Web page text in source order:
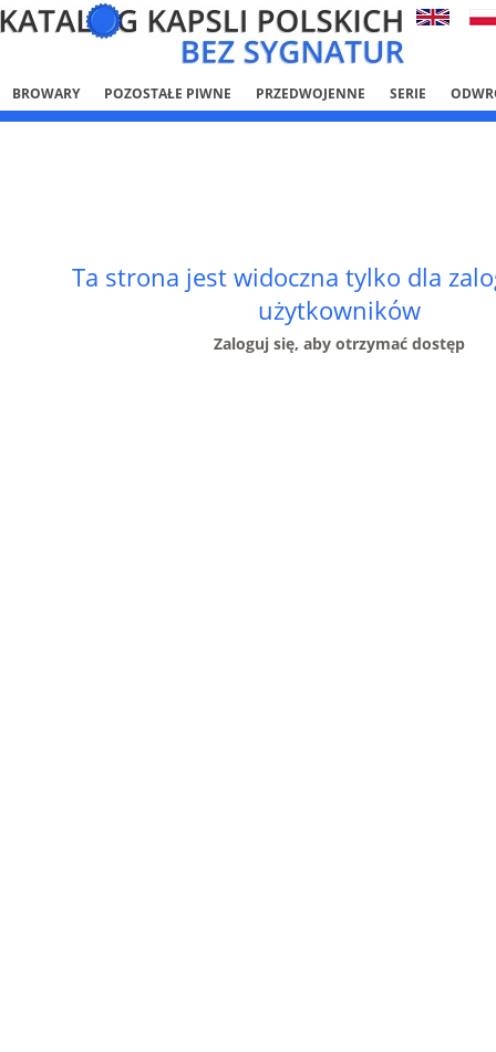
BROWARY POZOSTAŁE PIWNE PRZEDWOJENNE SERIE
Ta strona jest widoczna tylko dla
użytkowników
Zaloguj się, aby otrzymać dostęp